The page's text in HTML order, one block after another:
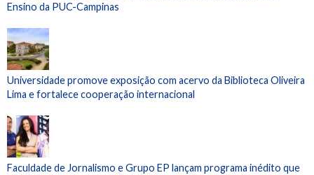
Ensino da PUC-Campinas
Universidade promove exposição com acervo da Biblioteca Oliveira
Lima e fortalece cooperação internacional
Faculdade de Jornalismo e Grupo EP lançam programa inédito que